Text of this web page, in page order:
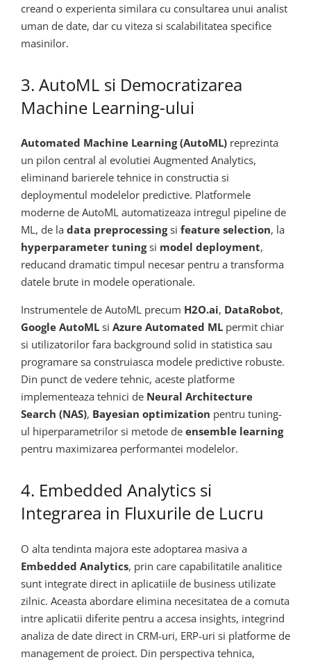
creand o experienta similara cu consultarea unui analist
uman de date, dar cu viteza si scalabilitatea specifice
masinilor.
3. AutoML si Democratizarea
Machine Learning-ului
Automated Machine Learning (AutoML) reprezinta
un pilon central al evolutiei Augmented Analytics,
eliminand barierele tehnice in constructia si
deploymentul modelelor predictive. Platformele
moderne de AutoML automatizeaza intregul pipeline de
ML, de la data preprocessingsi feature selection, la
hyperparameter tuningsi model deployment,
reducand dramatic timpul necesar pentru a transforma
datele brute in modele operationale.
Instrumentele de AutoML precum H2O.ai, DataRobot,
Google AutoML si Azure Automated ML permit chiar
si utilizatorilor fara background solid in statistica sau
programare sa construiasca modele predictive robuste.
Din punct de vedere tehnic, aceste platforme
implementeaza tehnici de Neural Architecture
Search (NAS), Bayesian optimization pentru tuning-
ul hiperparametrilor si metode de ensemble learning
pentru maximizarea performantei modelelor.
4. Embedded Analytics si
Integrarea in Fluxurile de Lucru
O alta tendinta majora este adoptarea masiva a
Embedded Analytics, prin care capabilitatile analitice
sunt integrate direct in aplicatiile de business utilizate
zilnic. Aceasta abordare elimina necesitatea de a comuta
intre aplicatii diferite pentru a accesa insights, integrind
analiza de date direct in CRM-uri, ERP-uri si platforme de
management de proiect. Din perspectiva tehnica,